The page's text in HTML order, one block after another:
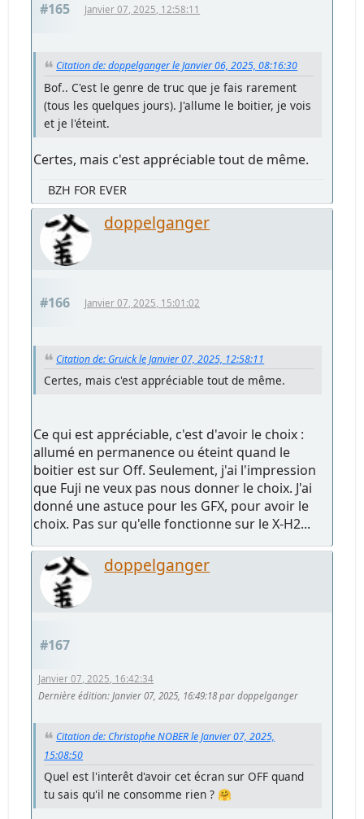
#165 Janvier 07, 2025, 12:58:11
Citation de: doppelganger le Janvier 06, 2025, 08:16:30
Bof.. C'est le genre de truc que je fais rarement
(tous les quelques jours). J'allume le boitier, je vois
et je l'éteint.
Certes, mais c'est appréciable tout de même.
BZH FOR EVER
doppelganger
#166 Janvier 07, 2025, 15:01:02
Citation de: Gruick le Janvier 07, 2025, 12:58:11
Certes, mais c'est appréciable tout de même.
Ce qui est appréciable, c'est d'avoir le choix :
allumé en permanence ou éteint quand le
boitier est sur Off. Seulement, j'ai l'impression
que Fuji ne veux pas nous donner le choix. J'ai
donné une astuce pour les GFX, pour avoir le
choix. Pas sur qu'elle fonctionne sur le X-H2...
doppelganger
#167
Janvier 07, 2025, 16:42:34
Dernière édition: Janvier 07, 2025, 16:49:18 par doppelganger
Citation de: Christophe NOBER le Janvier 07, 2025,
15:08:50
Quel est l'interêt d'avoir cet écran sur OFF quand
tu sais qu'il ne consomme rien ? 🤗